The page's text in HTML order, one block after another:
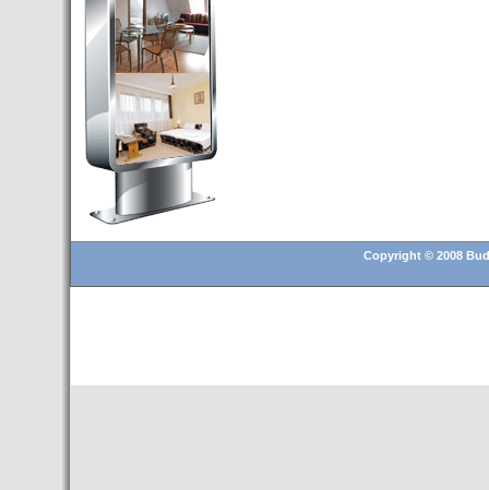
Budapest’.
- Hoteles en BUDAPEST:
Resultados octubre de 2016,
subida del 15% ocupación y
del 25,6% en el RevPar
- Nuevo Hotel en Budapest
bajo la marca Exe Hotusa
- Transfer Aeropuerto de
BUDAPEST
Copyright © 2008